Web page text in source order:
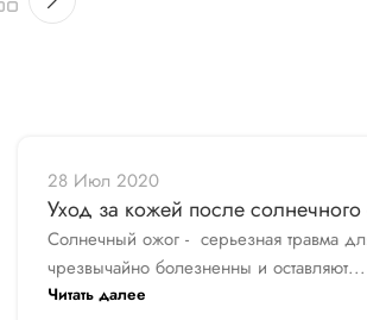
28 Июл 2020
Уход за кожей после солнечного
Солнечный ожог - серьезная травма
чрезвычайно болезненны и оставляют...
Читать далее